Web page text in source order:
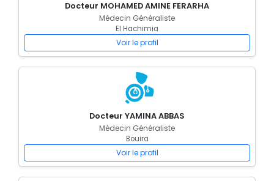
Docteur MOHAMED AMINE FERARHA
Médecin Généraliste
El Hachimia
Voir le profil
Docteur YAMINA ABBAS
Médecin Généraliste
Bouira
Voir le profil